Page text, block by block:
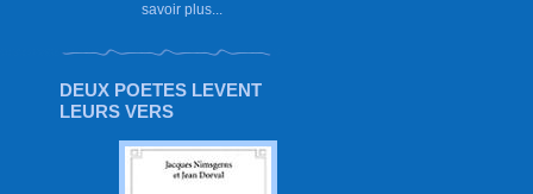
savoir plus...
DEUX POETES LEVENT
LEURS VERS